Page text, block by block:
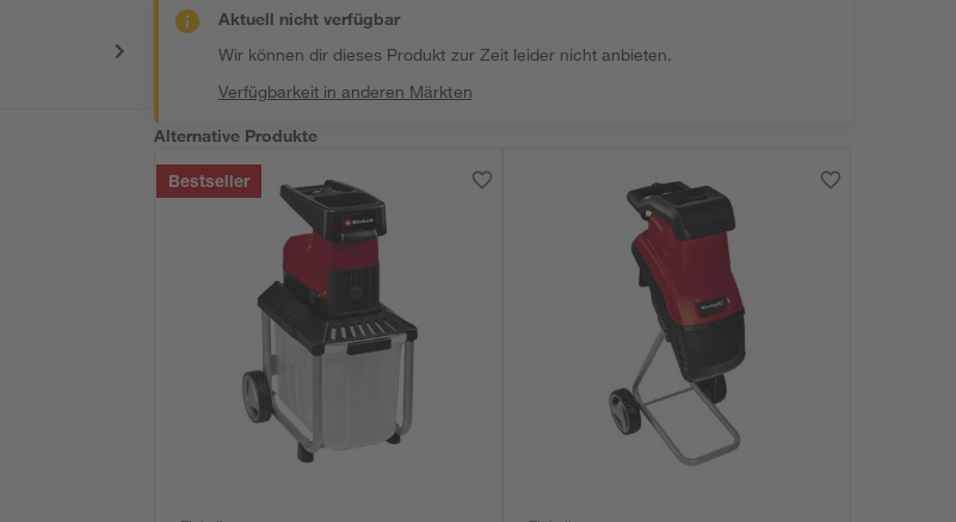
Aktuell nicht verfügbar
Wir können dir dieses Produkt zur Zeit leider nicht anbieten.
Verfügbarkeit in anderen Märkten
Alternative Produkte
Bestseller